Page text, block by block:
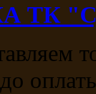
ТК